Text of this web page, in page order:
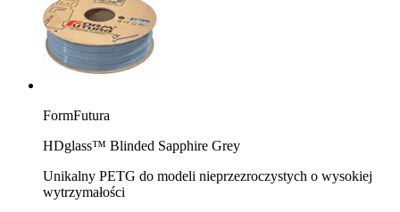
FormFutura
HDglass™ Blinded Sapphire Grey
Unikalny PETG do modeli nieprzezroczystych o wysokiej
wytrzymałości